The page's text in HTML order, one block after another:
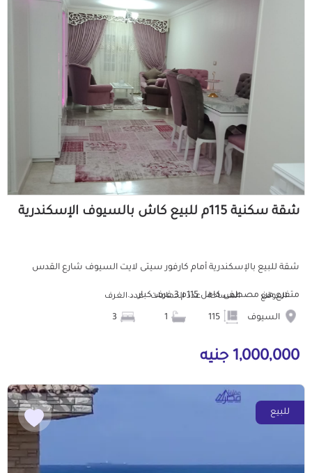
شقة سكنية 115م للبيع كاش بالسيوف الإسكندرية
شقة للبيع بالإسكندرية أمام كارفور سيتى لايت السيوف شارع القدس
متفرع من مصطفى كامل 115م 3 غرف كبار ...
الموقع
السيوف
المساحة عدد الحمامات عدد الغرف
1,000,000 جنيه
للبيع